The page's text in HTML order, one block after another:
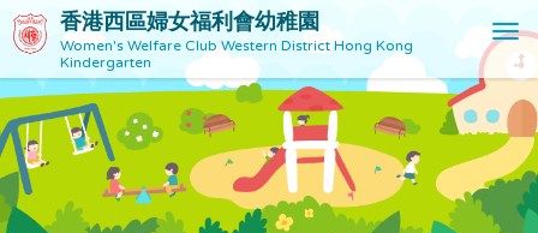
香港西區婦女福利會幼稚園
Women's Welfare Club Western District Hong Kong
Kindergarten
T
o
g
l
e